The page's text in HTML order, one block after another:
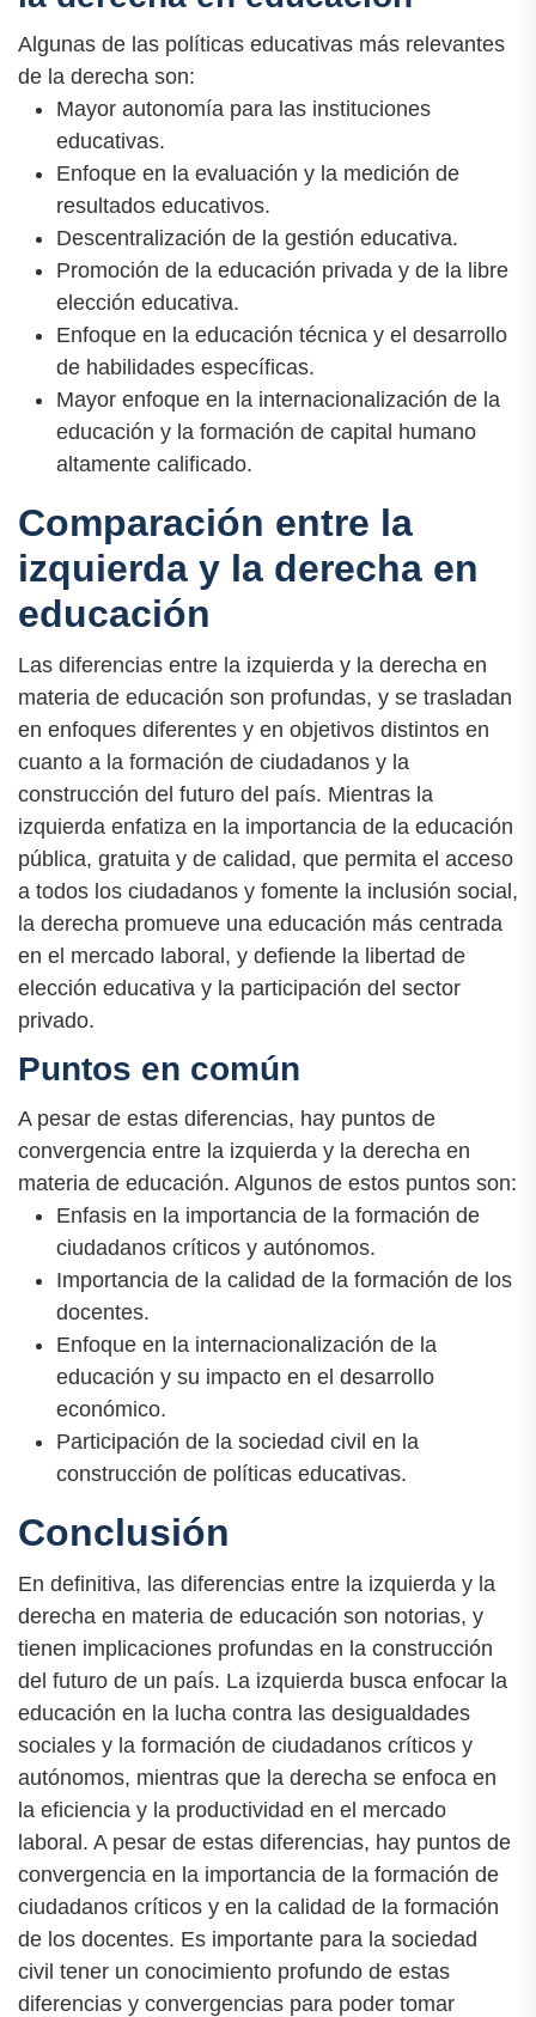
Algunas de las políticas educativas más relevantes
de la derecha son:
Mayor autonomía para las instituciones
educativas.
Enfoque en la evaluación y la medición de
resultados educativos.
Descentralización de la gestión educativa.
Promoción de la educación privada y de la libre
elección educativa.
Enfoque en la educación técnica y el desarrollo
de habilidades específicas.
Mayor enfoque en la internacionalización de la
educación y la formación de capital humano
altamente calificado.
Comparación entre la
izquierda y la derecha en
educación
Las diferencias entre la izquierda y la derecha en
materia de educación son profundas, y se trasladan
en enfoques diferentes y en objetivos distintos en
cuanto a la formación de ciudadanos y la
construcción del futuro del país. Mientras la
izquierda enfatiza en la importancia de la educación
pública, gratuita y de calidad, que permita el acceso
a todos los ciudadanos y fomente la inclusión social,
la derecha promueve una educación más centrada
en el mercado laboral, y defiende la libertad de
elección educativa y la participación del sector
privado.
Puntos en común
A pesar de estas diferencias, hay puntos de
convergencia entre la izquierda y la derecha en
materia de educación. Algunos de estos puntos son:
Enfasis en la importancia de la formación de
ciudadanos críticos y autónomos.
Importancia de la calidad de la formación de los
docentes.
Enfoque en la internacionalización de la
educación y su impacto en el desarrollo
económico.
Participación de la sociedad civil en la
construcción de políticas educativas.
Conclusión
En definitiva, las diferencias entre la izquierda y la
derecha en materia de educación son notorias, y
tienen implicaciones profundas en la construcción
del futuro de un país. La izquierda busca enfocar la
educación en la lucha contra las desigualdades
sociales y la formación de ciudadanos críticos y
autónomos, mientras que la derecha se enfoca en
la eficiencia y la productividad en el mercado
laboral. A pesar de estas diferencias, hay puntos de
convergencia en la importancia de la formación de
ciudadanos críticos y en la calidad de la formación
de los docentes. Es importante para la sociedad
civil tener un conocimiento profundo de estas
diferencias y convergencias para poder tomar